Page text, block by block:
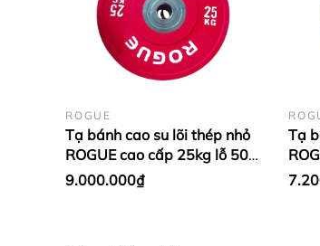
ROGUE
Tạ bánh cao su lõi thép nhỏ
ROGUE cao cấp 25kg lỗ 50
nhập khẩu - Màu đỏ (1 cặp)
9.000.000₫
Tạ